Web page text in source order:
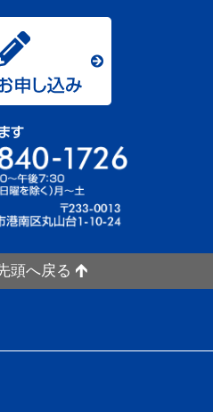
頭へ戻る